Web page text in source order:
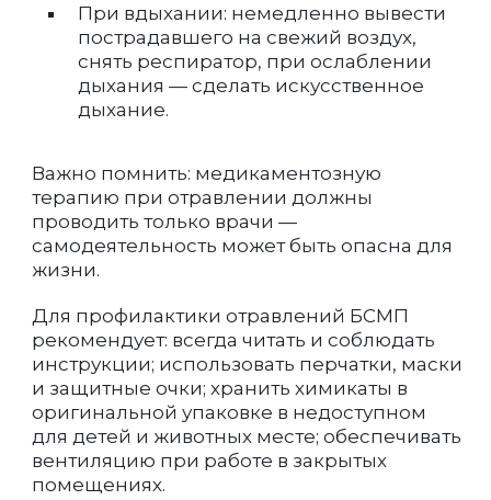
При вдыхании: немедленно вывести
пострадавшего на свежий воздух,
снять респиратор, при ослаблении
дыхания — сделать искусственное
дыхание.
Важно помнить: медикаментозную
терапию при отравлении должны
проводить только врачи —
самодеятельность может быть опасна для
жизни.
Для профилактики отравлений БСМП
рекомендует: всегда читать и соблюдать
инструкции; использовать перчатки, маски
и защитные очки; хранить химикаты в
оригинальной упаковке в недоступном
для детей и животных месте; обеспечивать
вентиляцию при работе в закрытых
помещениях.